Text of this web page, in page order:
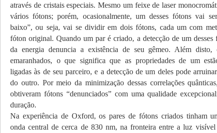
através de cristais especiais. Mesmo um feixe de laser
vários fótons; porém, ocasionalmente, um desses fótons vai
baixo”, ou seja, vai se dividir em dois fótons, cada um com
fóton original. Quando um par é criado, a detecção de um desses
da energia denuncia a existência de seu gêmeo. Além disto,
emaranhados, o que significa que as propriedades de um
ligadas às de seu parceiro, e a detecção de um deles pode
do outro. Por meio da minimização dessas correlações
obtiveram fótons “denunciados” com uma qualidade
duração.
Na experiência de Oxford, os pares de fótons criados tinham
onda central de cerca de 830 nm, na fronteira entre a luz